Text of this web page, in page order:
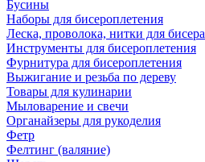
Бусины
Наборы для бисероплетения
Леска, проволока, нитки для бисера
Инструменты для бисероплетения
Фурнитура для бисероплетения
Выжигание и резьба по дереву
Товары для кулинарии
Мыловарение и свечи
Органайзеры для рукоделия
Фетр
Фелтинг (валяние)